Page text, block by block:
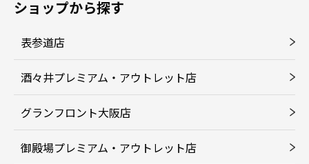
ショップから探す
表参道店
酒々井プレミアム・アウトレット店
グランフロント大阪店
御殿場プレミアム・アウトレット店